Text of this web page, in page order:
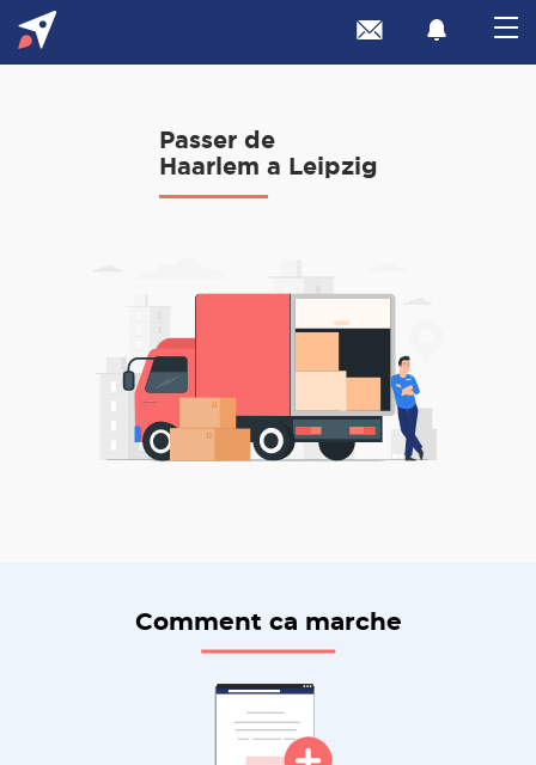
Passer de
Haarlem a Leipzig
Comment ca marche